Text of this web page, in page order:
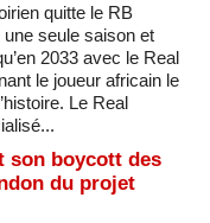
quitte le RB
seule saison et
2033 avec le Real
le joueur africain le
Le Real
son boycott des
du projet